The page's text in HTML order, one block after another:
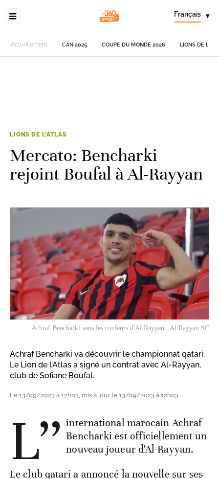
Français ▾
Actuellement CAN 2025 COUPE DU MONDE 2026 LIONS DE
LIONS DE L'ATLAS
Mercato: Bencharki
rejoint Boufal à Al-Rayyan
Achraf Bencharki sous les couleurs d'Al Rayyan.. Al Rayyan SC
Achraf Bencharki va découvrir le championnat qatari.
Le Lion de l’Atlas a signé un contrat avec Al-Rayyan,
club de Sofiane Boufal.
Le 13/09/2023 à 12h03, mis à jour le 13/09/2023 à 12h03
L’’ international marocain Achraf
Bencharki est officiellement un
nouveau joueur d'Al-Rayyan.
Le club qatari a annoncé la nouvelle sur ses